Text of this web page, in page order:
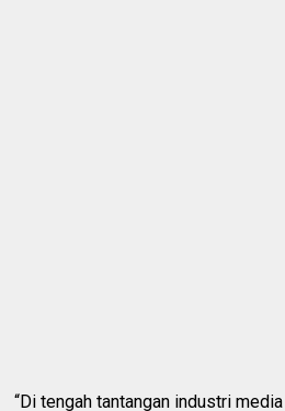
“Di tengah tantangan industri